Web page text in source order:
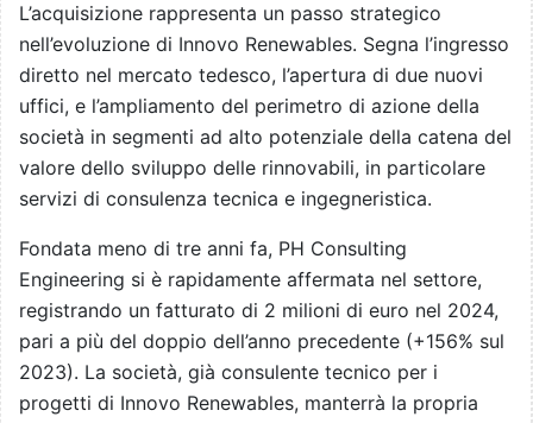
L’acquisizione rappresenta un passo strategico
nell’evoluzione di Innovo Renewables. Segna l’ingresso
diretto nel mercato tedesco, l’apertura di due nuovi
uffici, e l’ampliamento del perimetro di azione della
società in segmenti ad alto potenziale della catena del
valore dello sviluppo delle rinnovabili, in particolare
servizi di consulenza tecnica e ingegneristica.
Fondata meno di tre anni fa, PH Consulting
Engineering si è rapidamente affermata nel settore,
registrando un fatturato di 2 milioni di euro nel 2024,
pari a più del doppio dell’anno precedente (+156% sul
2023). La società, già consulente tecnico per i
progetti di Innovo Renewables, manterrà la propria